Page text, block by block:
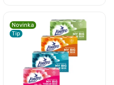
Novinka
Tip